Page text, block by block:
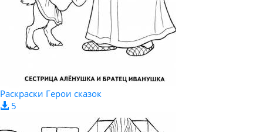
Раскраски Герои сказок
5